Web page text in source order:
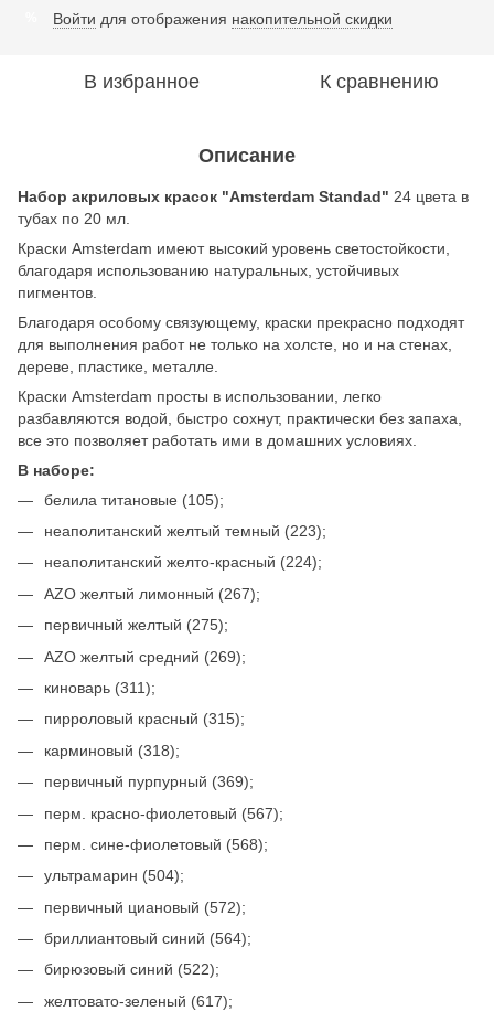
Войти для отображения накопительной скидки
В избранное К сравнению
Описание
Набор акриловых красок "Amsterdam Standad" 24 цвета в
тубах по 20 мл.
Краски Amsterdam имеют высокий уровень светостойкости,
благодаря использованию натуральных, устойчивых
пигментов.
Благодаря особому связующему, краски прекрасно подходят
для выполнения работ не только на холсте, но и на стенах,
дереве, пластике, металле.
Краски Amsterdam просты в использовании, легко
разбавляются водой, быстро сохнут, практически без запаха,
все это позволяет работать ими в домашних условиях.
В наборе:
белила титановые (105);
неаполитанский желтый темный (223);
неаполитанский желто-красный (224);
AZO желтый лимонный (267);
первичный желтый (275);
AZO желтый средний (269);
киноварь (311);
пирроловый красный (315);
карминовый (318);
первичный пурпурный (369);
перм. красно-фиолетовый (567);
перм. сине-фиолетовый (568);
ультрамарин (504);
первичный циановый (572);
бриллиантовый синий (564);
бирюзовый синий (522);
желтовато-зеленый (617);